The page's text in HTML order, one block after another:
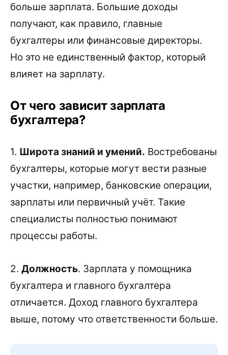
больше зарплата. Большие доходы
получают, как правило, главные
бухгалтеры или финансовые директоры.
Но это не единственный фактор, который
влияет на зарплату.
От чего зависит зарплата
бухгалтера?
1. Широта знаний и умений. Востребованы
бухгалтеры, которые могут вести разные
участки, например, банковские операции,
зарплаты или первичный учёт. Такие
специалисты полностью понимают
процессы работы.
2. Должность. Зарплата у помощника
бухгалтера и главного бухгалтера
отличается. Доход главного бухгалтера
выше, потому что ответственности больше.